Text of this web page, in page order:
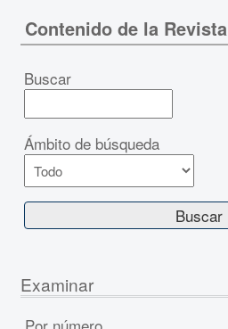
Contenido de la Revista
Buscar
Ámbito de búsqueda
Examinar
Por número